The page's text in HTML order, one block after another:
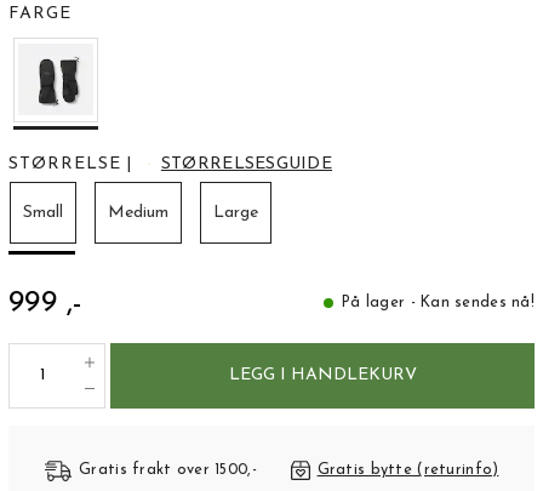
FARGE
STØRRELSE STØRRELSESGUIDE
Small Medium Large
999 ,- På lager - Kan sendes nå!
LEGG I HANDLEKURV
Gratis frakt over 1500,- Gratis bytte (returinfo)